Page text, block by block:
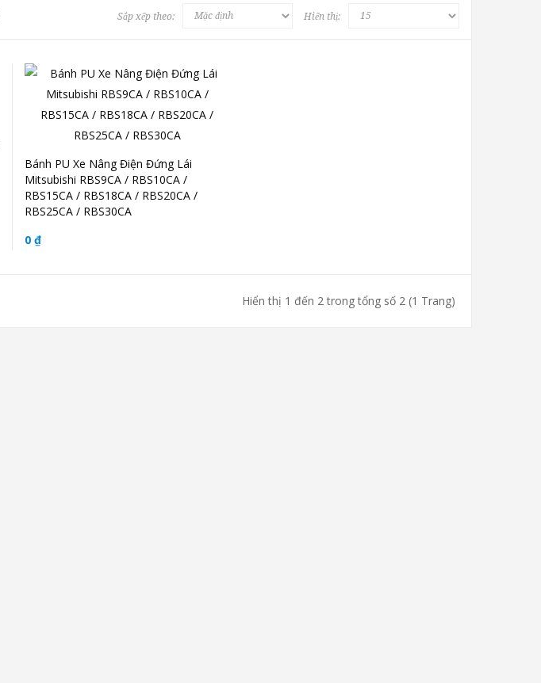
Sắp xếp theo: Hiển thị:
Bánh PU Xe Nâng Điện Đứng Lái
Mitsubishi RBS9CA / RBS10CA /
RBS15CA / RBS18CA / RBS20CA /
RBS25CA / RBS30CA
0 ₫
Hiển thị 1 đến 2 trong tổng số 2 (1 Trang)